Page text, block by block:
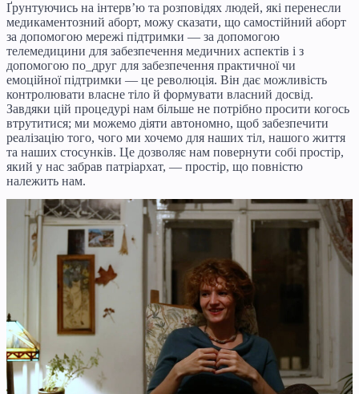
Ґрунтуючись на інтерв’ю та розповідях людей, які перенесли
медикаментозний аборт, можу сказати, що самостійний аборт
за допомогою мережі підтримки — за допомогою
телемедицини для забезпечення медичних аспектів і з
допомогою по_друг для забезпечення практичної чи
емоційної підтримки — це революція. Він дає можливість
контролювати власне тіло й формувати власний досвід.
Завдяки цій процедурі нам більше не потрібно просити когось
втрутитися; ми можемо діяти автономно, щоб забезпечити
реалізацію того, чого ми хочемо для наших тіл, нашого життя
та наших стосунків. Це дозволяє нам повернути собі простір,
який у нас забрав патріархат, — простір, що повністю
належить нам.